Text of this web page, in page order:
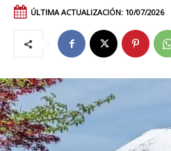
ÚLTIMA ACTUALIZACIÓN: 10/07/2026